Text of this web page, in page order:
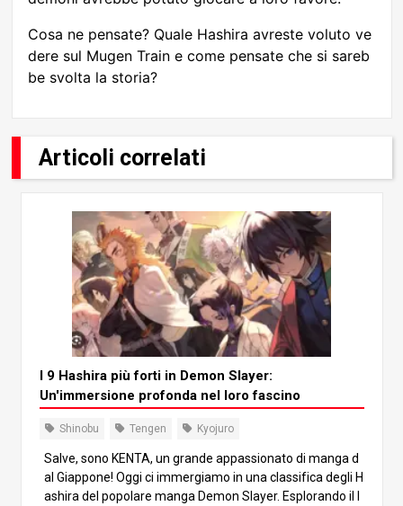
Cosa ne pensate? Quale Hashira avreste voluto ve
dere sul Mugen Train e come pensate che si sareb
be svolta la storia?
Articoli correlati
I 9 Hashira più forti in Demon Slayer:
Un'immersione profonda nel loro fascino
Shinobu Tengen Kyojuro
Salve, sono KENTA, un grande appassionato di manga d
al Giappone! Oggi ci immergiamo in una classifica degli H
ashira del popolare manga Demon Slayer. Esplorando il l